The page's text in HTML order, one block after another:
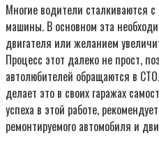
Многие водители сталкиваются
машины. В основном эта
двигателя или желанием
Процесс этот далеко не прост,
автолюбителей обращаются в
делает это в своих гаражах
успеха в этой работе,
ремонтируемого автомобиля и